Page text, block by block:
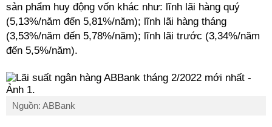
sản phẩm huy động vốn khác như: lĩnh lãi hàng quý
(5,13%/năm đến 5,81%/năm); lĩnh lãi hàng tháng
(3,53%/năm đến 5,78%/năm); lĩnh lãi trước (3,34%/năm
đến 5,5%/năm).
Nguồn: ABBank